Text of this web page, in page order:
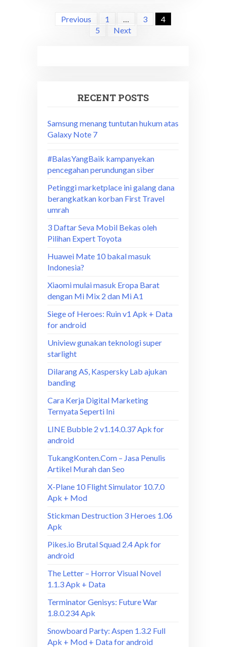
Posts
navigation
Previous 1 … 3
4
5
Next
RECENT POSTS
Samsung menang tuntutan hukum atas
Galaxy Note 7
#BalasYangBaik kampanyekan
pencegahan perundungan siber
Petinggi marketplace ini galang dana
berangkatkan korban First Travel
umrah
3 Daftar Seva Mobil Bekas oleh
Pilihan Expert Toyota
Huawei Mate 10 bakal masuk
Indonesia?
Xiaomi mulai masuk Eropa Barat
dengan Mi Mix 2 dan Mi A1
Siege of Heroes: Ruin v1 Apk + Data
for android
Uniview gunakan teknologi super
starlight
Dilarang AS, Kaspersky Lab ajukan
banding
Cara Kerja Digital Marketing
Ternyata Seperti Ini
LINE Bubble 2 v1.14.0.37 Apk for
android
TukangKonten.Com – Jasa Penulis
Artikel Murah dan Seo
X-Plane 10 Flight Simulator 10.7.0
Apk + Mod
Stickman Destruction 3 Heroes 1.06
Apk
Pikes.io Brutal Squad 2.4 Apk for
android
The Letter – Horror Visual Novel
1.1.3 Apk + Data
Terminator Genisys: Future War
1.8.0.234 Apk
Snowboard Party: Aspen 1.3.2 Full
Apk + Mod + Data for android